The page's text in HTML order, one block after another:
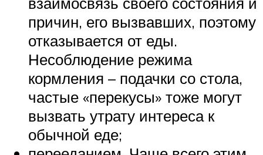
причин, его вызвавших, поэтому
отказывается от еды.
Несоблюдение режима
кормления – подачки со стола,
частые «перекусы» тоже могут
вызвать утрату интереса к
обычной еде;